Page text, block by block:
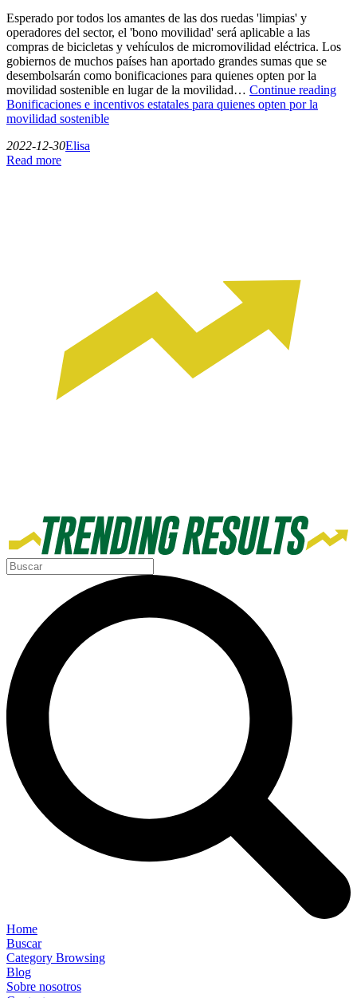
Esperado por todos los amantes de las dos ruedas 'limpias' y
operadores del sector, el 'bono movilidad' será aplicable a las
compras de bicicletas y vehículos de micromovilidad eléctrica. Los
gobiernos de muchos países han aportado grandes sumas que se
desembolsarán como bonificaciones para quienes opten por la
movilidad sostenible en lugar de la movilidad… Continue reading
Bonificaciones e incentivos estatales para quienes opten por la
movilidad sostenible
2022-12-30Elisa
Read more
Home
Buscar
Category Browsing
Blog
Sobre nosotros